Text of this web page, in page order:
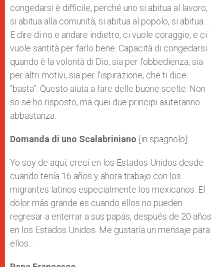
congedarsi è difficile, perché uno si abitua al lavoro,
si abitua alla comunità, si abitua al popolo, si abitua…
E dire di no e andare indietro, ci vuole coraggio, e ci
vuole santità per farlo bene. Capacità di congedarsi
quando è la volontà di Dio, sia per l’obbedienza, sia
per altri motivi, sia per l’ispirazione, che ti dice:
“basta”. Questo aiuta a fare delle buone scelte. Non
so se ho risposto, ma quei due principi aiuteranno
abbastanza.
Domanda di uno Scalabriniano [in spagnolo]:
Yo soy de aquí, crecí en los Estados Unidos desde
cuando tenía 16 años y ahora trabajo con los
migrantes latinos especialmente los mexicanos. El
dolor más grande es cuando ellos no pueden
regresar a enterrar a sus papás, después de 20 años
en los Estados Unidos. Me gustaría un mensaje para
ellos…